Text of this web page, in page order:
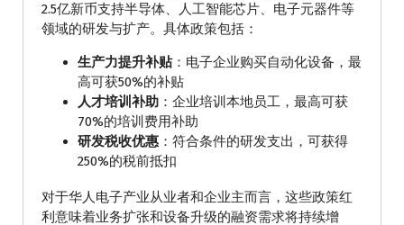
2.5亿新币支持半导体、人工智能芯片、电子元器件等
领域的研发与扩产。具体政策包括：
生产力提升补贴：电子企业购买自动化设备，最
高可获50%的补贴
人才培训补助 ：企业培训本地员工，最高可获
70%的培训费用补助
研发税收优惠 ：符合条件的研发支出，可获得
250%的税前抵扣
对于华人电子产业从业者和企业主而言，这些政策红
利意味着业务扩张和设备升级的融资需求将持续增